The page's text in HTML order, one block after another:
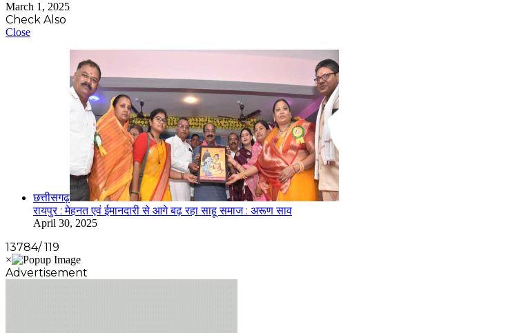
March 1, 2025
Check Also
Close
छत्तीसगढ़
रायपुर : मेहनत एवं ईमानदारी से आगे बढ़ रहा साहू समाज : अरूण साव
April 30, 2025
13784/ 119
Advertisement